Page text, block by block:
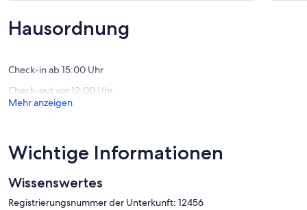
Bewertungen)
Hausordnung
Check-in ab 15:00 Uhr
Check-out vor 12:00 Uhr
Mehr anzeigen
Wichtige Informationen
Wissenswertes
Registrierungsnummer der Unterkunft: 12456